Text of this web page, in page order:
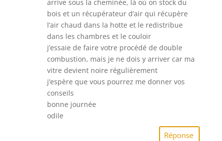
arrive sous la cheminée, là où on stock du
bois et un récupérateur d’air qui récupère
l’air chaud dans la hotte et le redistribue
dans les chambres et le couloir
j’essaie de faire votre procédé de double
combustion, mais je ne dois y arriver car ma
vitre devient noire régulièrement
j’espère que vous pourrez me donner vos
conseils
bonne journée
odile
Réponse